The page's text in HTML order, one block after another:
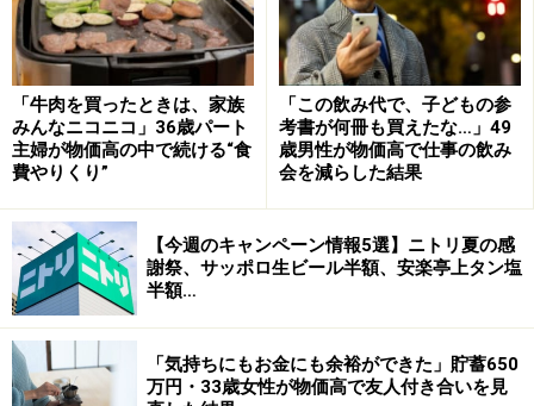
こだわりがある分、スーパーの商品より価格が高い物も
ありますが、スーパーに毎日のように行っては余計な物
を買うより、節約になっています。また、予算を決めて
計画的に注文すれば、買いすぎを防ぐことができます。
安心、安全な食品
生協によって独自の安全基準があり、減農薬や無添加、
「牛肉を買ったときは、家族
みんなニコニコ」36歳パート
主婦が物価高の中で続ける“食
費やりくり”
「この飲み代で、子どもの参
考書が何冊も買えたな…」49
歳男性が物価高で仕事の飲み
会を減らした結果
【今週のキャンペーン情報5選】ニトリ夏の感
謝祭、サッポロ生ビール半額、安楽亭上タン塩
半額…
「気持ちにもお金にも余裕ができた」貯蓄650
万円・33歳女性が物価高で友人付き合いを見